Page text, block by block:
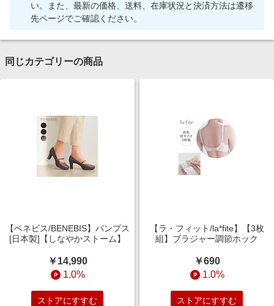
い。また、最新の価格、送料、在庫状況と決済方法は遷移
先ページでご確認ください。
同じカテゴリーの商品
【ベネビス/BENEBIS】パンプス
[日本製]【しなやかストーム】
￥14,990
1.0%
ストアにすすむ
【ラ・フィット/la*fite】【3枚
組】ブラジャー調節ホック
￥690
1.0%
ストアにすすむ